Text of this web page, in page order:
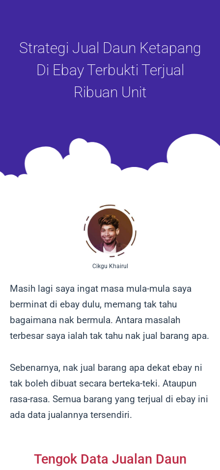
Strategi Jual Daun Ketapang
Di Ebay Terbukti Terjual
Ribuan Unit
Cikgu Khairul
Masih lagi saya ingat masa mula-mula saya
berminat di ebay dulu, memang tak tahu
bagaimana nak bermula. Antara masalah
terbesar saya ialah tak tahu nak jual barang apa.
Sebenarnya, nak jual barang apa dekat ebay ni
tak boleh dibuat secara berteka-teki. Ataupun
rasa-rasa. Semua barang yang terjual di ebay ini
ada data jualannya tersendiri.
Tengok Data Jualan Daun